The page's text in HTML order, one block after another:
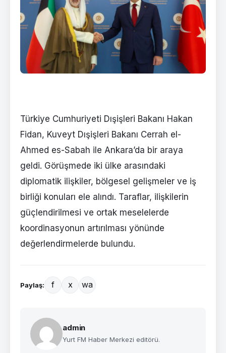
Türkiye Cumhuriyeti Dışişleri Bakanı Hakan
Fidan, Kuveyt Dışişleri Bakanı Cerrah el-
Ahmed es-Sabah ile Ankara’da bir araya
geldi. Görüşmede iki ülke arasındaki
diplomatik ilişkiler, bölgesel gelişmeler ve iş
birliği konuları ele alındı. Taraflar, ilişkilerin
güçlendirilmesi ve ortak meselelerde
koordinasyonun artırılması yönünde
değerlendirmelerde bulundu.
Paylaş: f x wa
admin
Yurt FM Haber Merkezi editörü.